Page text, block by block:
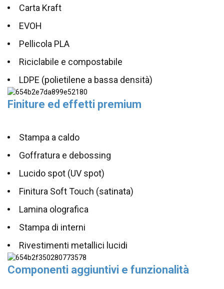
Carta Kraft
EVOH
Pellicola PLA
Riciclabile e compostabile
LDPE (polietilene a bassa densità)
Finiture ed effetti premium
Stampa a caldo
Goffratura e debossing
Lucido spot (UV spot)
Finitura Soft Touch (satinata)
Lamina olografica
Stampa di interni
Rivestimenti metallici lucidi
Componenti aggiuntivi e funzionalità